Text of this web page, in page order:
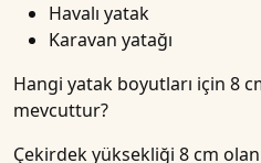
Havalı yatak
Karavan yatağı
Hangi yatak boyutları için 8
mevcuttur?
Çekirdek yüksekliği 8 cm